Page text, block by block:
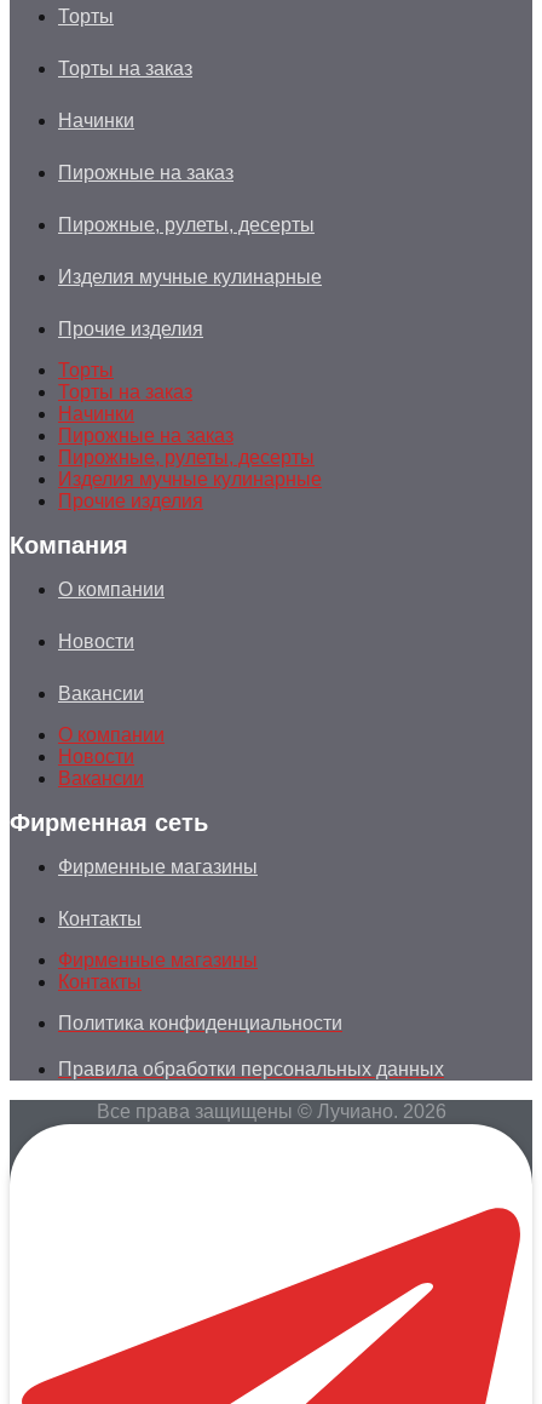
Торты
Торты на заказ
Начинки
Пирожные на заказ
Пирожные, рулеты, десерты
Изделия мучные кулинарные
Прочие изделия
Торты
Торты на заказ
Начинки
Пирожные на заказ
Пирожные, рулеты, десерты
Изделия мучные кулинарные
Прочие изделия
Компания
О компании
Новости
Вакансии
О компании
Новости
Вакансии
Фирменная сеть
Фирменные магазины
Контакты
Фирменные магазины
Контакты
Политика конфиденциальности
Правила обработки персональных данных
Все права защищены © Лучиано. 2026